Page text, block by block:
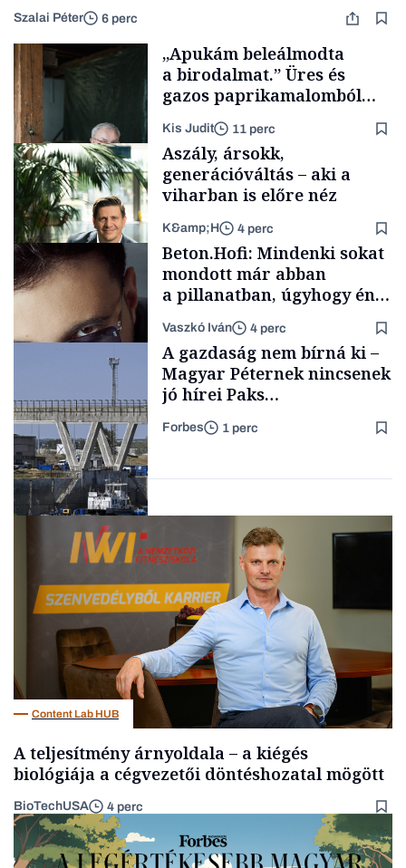
Szalai Péter 6 perc
Családi
vállalkozások
„Apukám beleálmodta
a birodalmat.” Üres és
gazos paprikamalomból
lett az igazi családi
fűszersztori
Kis Judit 11 perc
TÁMOGATÓI
Aszály, ársokk,
generációváltás – aki a
viharban is előre néz
K&amp;H 4 perc
Forbes-sztori
Beton.Hofi: Mindenki sokat
mondott már abban
a pillanatban, úgyhogy én
a legsarkosabb
gondolataimat akartam
kimondani
Vaszkó Iván 4 perc
A gazdaság nem bírná ki –
Magyar Péternek nincsenek
jó hírei Paks
újraindításáról
Forbes 1 perc
Content Lab HUB
A teljesítmény árnyoldala – a kiégés
biológiája a cégvezetői döntéshozatal mögött
BioTechUSA 4 perc